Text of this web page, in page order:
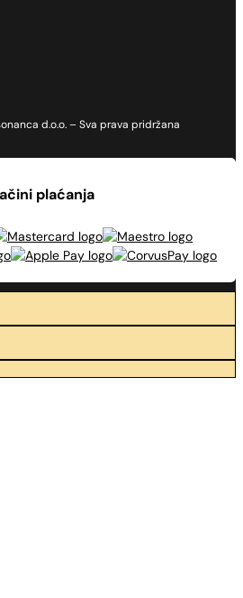
d.o.o. – Sva prava pridržana
plaćanja